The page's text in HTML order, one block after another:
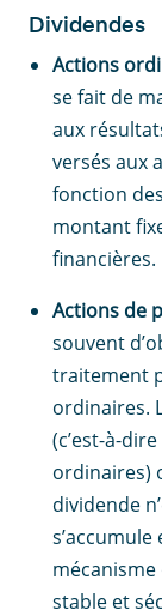
Dividendes
Actions
se fait de
aux
versés aux
fonction
montant
financières.
Actions de
souvent
traitement
ordinaires.
(c’est-à-
ordinaires)
dividende
stable et